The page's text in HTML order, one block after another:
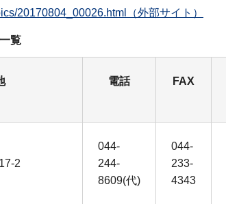
20170804_00026.html（外部サイト）
覧
電話 FAX
2
044-
244-
8609(代)
044-
233-
4343